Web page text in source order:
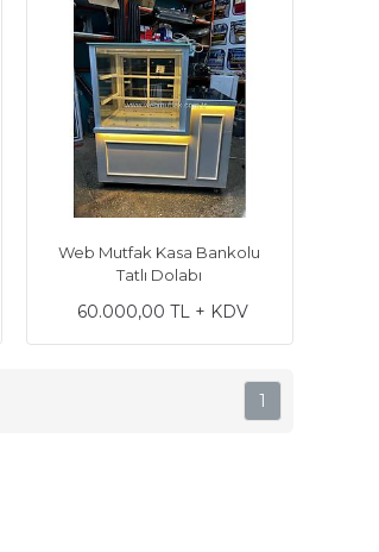
Web Mutfak Kasa Bankolu
Tatlı Dolabı
60.000,00 TL + KDV
1